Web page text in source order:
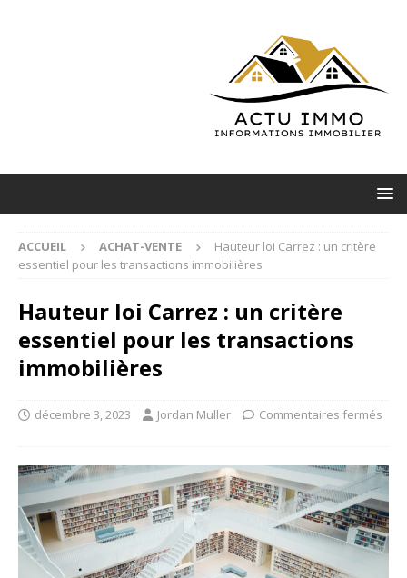
ACCUEIL ACHAT-VENTE
Hauteur loi Carrez : un critère
essentiel pour les transactions immobilières
Hauteur loi Carrez : un critère
essentiel pour les transactions
immobilières
décembre 3, 2023 Jordan Muller Commentaires fermés